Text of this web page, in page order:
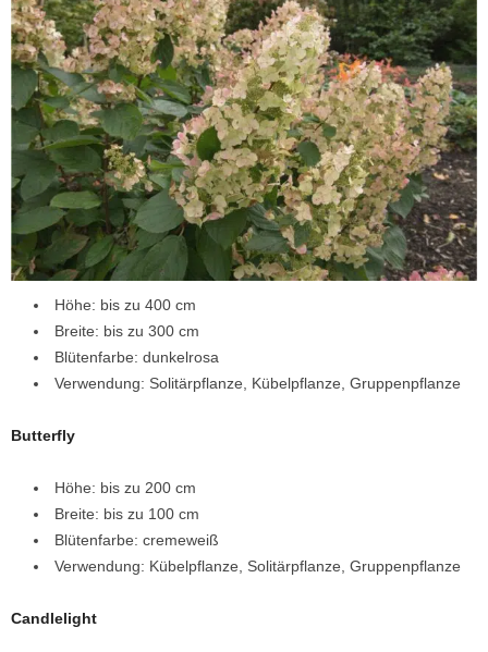
Höhe: bis zu 400 cm
Breite: bis zu 300 cm
Blütenfarbe: dunkelrosa
Verwendung: Solitärpflanze, Kübelpflanze, Gruppenpflanze
Butterfly
Höhe: bis zu 200 cm
Breite: bis zu 100 cm
Blütenfarbe: cremeweiß
Verwendung: Kübelpflanze, Solitärpflanze, Gruppenpflanze
Candlelight